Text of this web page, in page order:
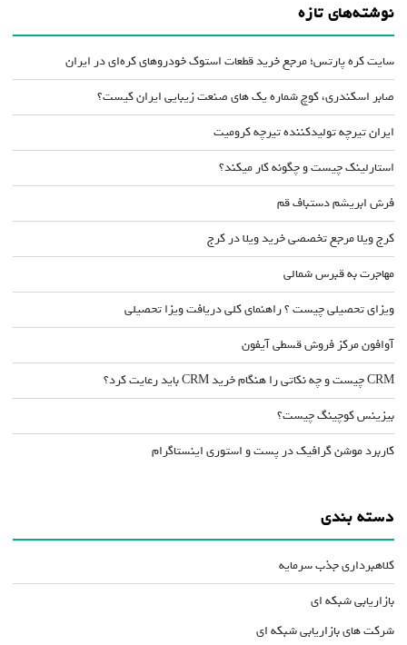
نوشته‌های تازه
سایت کره پارتس؛ مرجع خرید قطعات استوک خودروهای کره‌ای در ایران
صابر اسکندری، کوچ شماره یک های صنعت زیبایی ایران کیست؟
ایران تیرچه تولیدکننده تیرچه کرومیت
استارلینک چیست و چگونه کار میکند؟
فرش ابریشم دستباف قم
کرج ویلا مرجع تخصصی خرید ویلا در کرج
مهاجرت به قبرس شمالی
ویزای تحصیلی چیست ؟ راهنمای کلی دریافت ویزا تحصیلی
آوافون مرکز فروش قسطی آیفون
CRM چیست و چه نکاتی را هنگام خرید CRM باید رعایت کرد؟
بیزینس کوچینگ چیست؟
کاربرد موشن گرافیک در پست و استوری اینستاگرام
دسته بندی
کلاهبرداری جذب سرمایه
بازاریابی شبکه ای
شرکت های بازاریابی شبکه ای